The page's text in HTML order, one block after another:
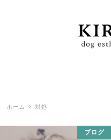
ホーム 対処
ブログ